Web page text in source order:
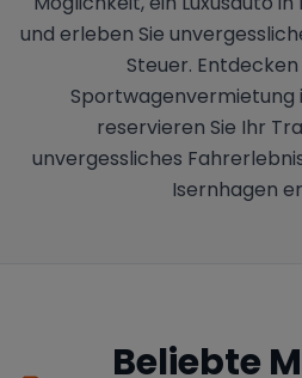
und erleben Sie
Steuer.
Sportwagenvermietung
reservieren Sie Ihr
unvergessliches
Isernhagen
Beliebte